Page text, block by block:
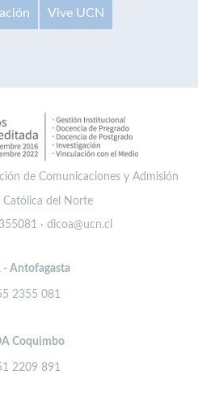
Vive UCN
de Comunicaciones y Admisión
Católica del Norte
· dicoa@ucn.cl
- Antofagasta
2355 081
Coquimbo
2209 891